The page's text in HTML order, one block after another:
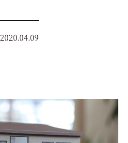
2020.04.09